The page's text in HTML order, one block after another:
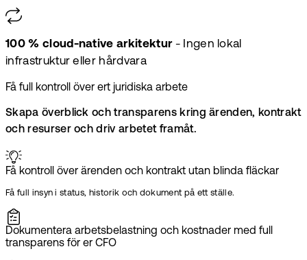
100 % cloud-native arkitektur- Ingen lokal
infrastruktur eller hårdvara
Få full kontroll över ert juridiska arbete
Skapa överblick och transparens kring ärenden, kontrakt
och resurser och driv arbetet framåt.
Få kontroll över ärenden och kontrakt utan blinda fläckar
Få full insyn i status, historik och dokument på ett ställe.
Dokumentera arbetsbelastning och kostnader med full
transparens för er CFO